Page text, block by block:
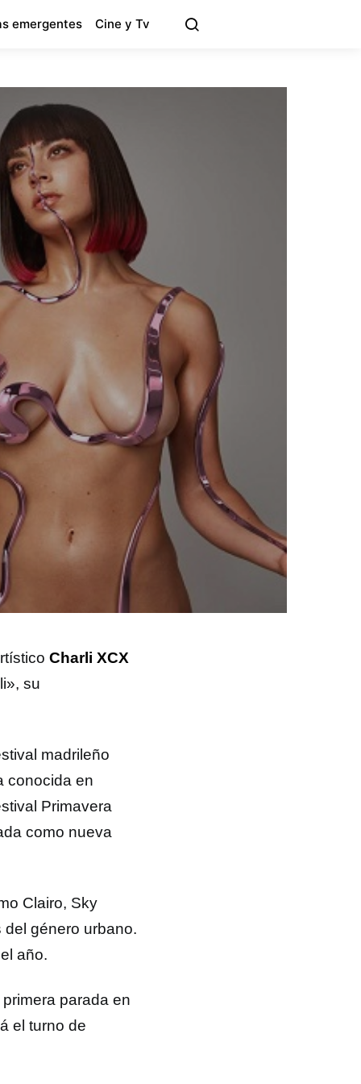
emergentes Cine y Tv
Charli XCX
su
madrileño
conocida en
Primavera
como nueva
Clairo, Sky
género urbano.
año.
parada en
el turno de